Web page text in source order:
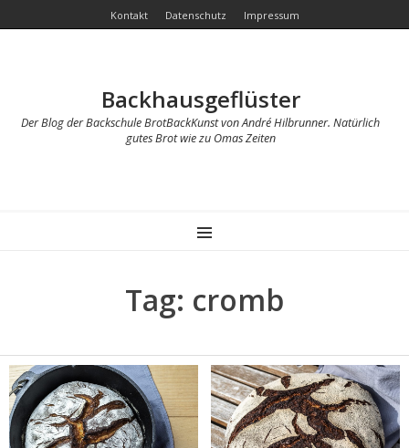
Kontakt Datenschutz Impressum
Backhausgeflüster
Der Blog der Backschule BrotBackKunst von André Hilbrunner. Natürlich
gutes Brot wie zu Omas Zeiten
MENU
Tag: cromb